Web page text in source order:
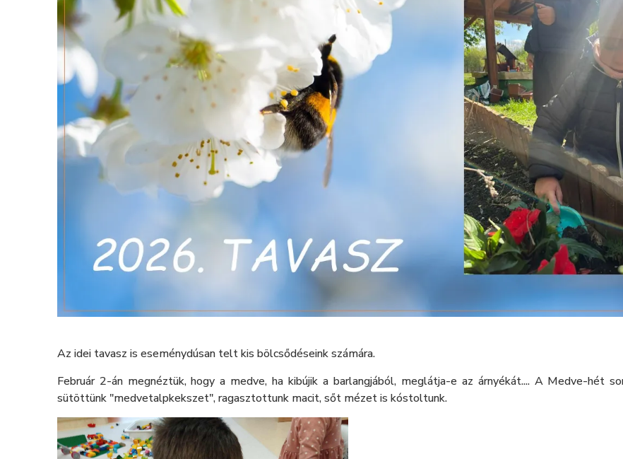
Az idei tavasz is eseménydúsan telt kis bölcsődéseink számára.
Február 2-án megnéztük, hogy a medve, ha kibújik a barlangjából, meglátja-e az árnyékát.... A Medve-hét
sütöttünk "medvetalpkekszet", ragasztottunk macit, sőt mézet is kóstoltunk.